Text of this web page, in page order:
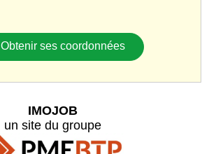
Obtenir ses coordonnées
IMOJOB
un site du groupe